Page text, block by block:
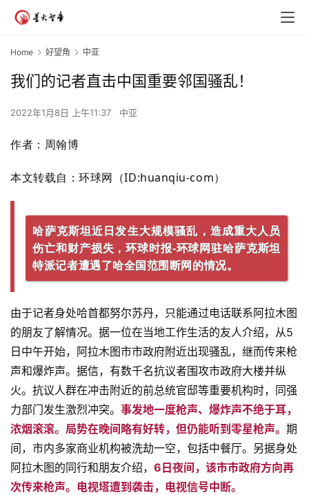
Home 好望角 中亚
我们的记者直击中国重要邻国骚乱！
2022年1月8日 上午11:37 中亚
作者：周翰博
本文转载自：环球网（ID:huanqiu-com）
哈萨克斯坦近日发生大规模骚乱，造成重大人员
伤亡和财产损失，环球时报-环球网驻哈萨克斯坦
特派记者遭遇了哈全国范围断网的情况。
由于记者身处哈首都努尔苏丹，只能通过电话联系阿拉木图
的朋友了解情况。据一位在当地工作生活的友人介绍，从5
日中午开始，阿拉木图市市政府附近出现骚乱，继而传来枪
声和爆炸声。据信，有数千名抗议者围攻市政府大楼并纵
火。抗议人群在冲击附近的前总统官邸等重要机构时，同强
力部门发生激烈冲突。 事发地一度枪声、爆炸声不绝于耳，
浓烟滚滚。局势在晚间略有好转，但仍能听到零星枪声。 期
间，市内多家商业机构被洗劫一空，包括中餐厅。另据身处
阿拉木图的同行和朋友介绍， 6日夜间，该市市政府方向再
次传来枪声。电视塔遭到袭击，电视信号中断。